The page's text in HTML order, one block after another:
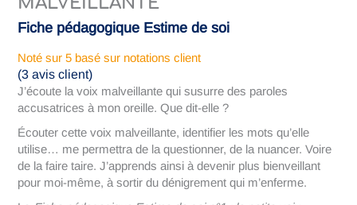
Fiche pédagogique Estime de soi
Notésur 5 basé sur notations client
(3 avis client)
J’écoute la voix malveillante qui susurre des paroles
accusatrices à mon oreille. Que dit-elle ?
Écouter cette voix malveillante, identifier les mots qu’elle
utilise… me permettra de la questionner, de la nuancer. Voire
de la faire taire. J’apprends ainsi à devenir plus bienveillant
pour moi-même, à sortir du dénigrement qui m’enferme.